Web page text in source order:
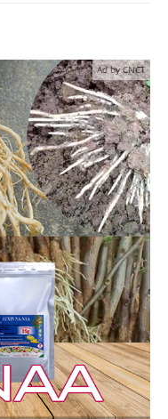
Ad by CNCT